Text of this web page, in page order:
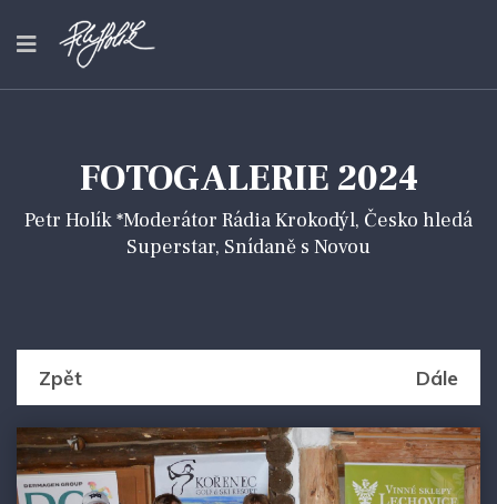
FOTOGALERIE 2024
Petr Holík *Moderátor Rádia Krokodýl, Česko hledá
Superstar, Snídaně s Novou
Zpět Dále